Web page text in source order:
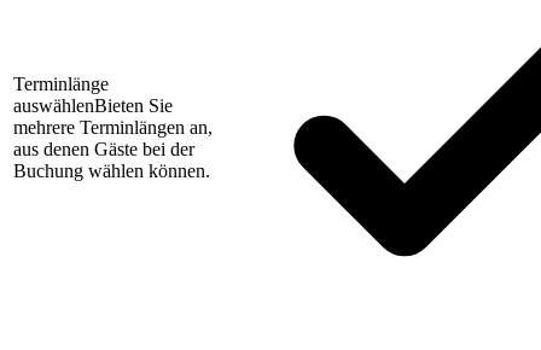
Terminlänge
auswählenBieten Sie
mehrere Terminlängen an,
aus denen Gäste bei der
Buchung wählen können.